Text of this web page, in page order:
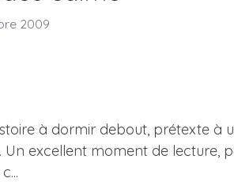
2009
à dormir debout, prétexte à
Un excellent moment de lecture,